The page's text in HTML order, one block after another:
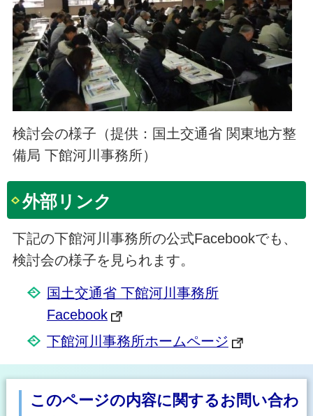
検討会の様子（提供：国土交通省 関東地方整
備局 下館河川事務所）
外部リンク
下記の下館河川事務所の公式Facebookでも、
検討会の様子を見られます。
国土交通省 下館河川事務所
Facebook
下館河川事務所ホームページ
このページの内容に関するお問い合わ